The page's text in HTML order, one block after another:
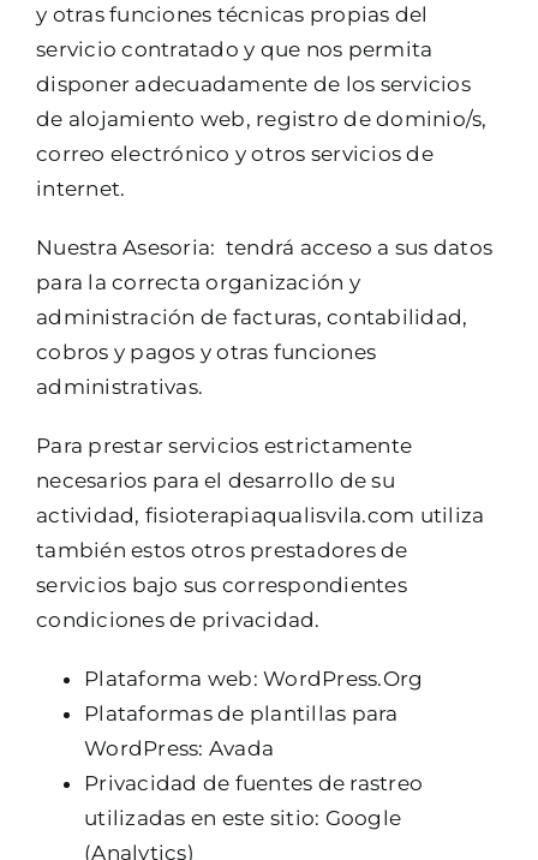
y otras funciones técnicas propias del
servicio contratado y que nos permita
disponer adecuadamente de los servicios
de alojamiento web, registro de dominio/s,
correo electrónico y otros servicios de
internet.
Nuestra Asesoria: tendrá acceso a sus datos
para la correcta organización y
administración de facturas, contabilidad,
cobros y pagos y otras funciones
administrativas.
Para prestar servicios estrictamente
necesarios para el desarrollo de su
actividad, fisioterapiaqualisvila.com utiliza
también estos otros prestadores de
servicios bajo sus correspondientes
condiciones de privacidad.
Plataforma web: WordPress.Org
Plataformas de plantillas para
WordPress: Avada
Privacidad de fuentes de rastreo
utilizadas en este sitio: Google
(Analytics)